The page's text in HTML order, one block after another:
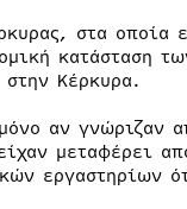
στα οποία
κατάσταση
Κέρκυρα.
αν γνώριζαν
μεταφέρει
εργαστηρίων